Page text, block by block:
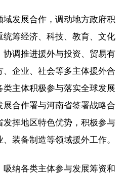
发展合作，调动地方政府积
筹经济、科技、教育、文化
调推进援外与投资、贸易有
企业、社会等多主体援外合
主体积极参与落实全球发展
合作署与河南省签署战略合
挥地区特色优势，积极参与
装备制造等领域援外工作。
吸纳各类主体参与发展筹资和